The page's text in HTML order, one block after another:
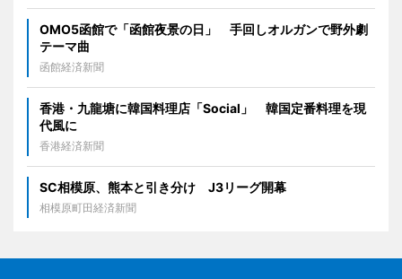
OMO5函館で「函館夜景の日」 手回しオルガンで野外劇
テーマ曲
函館経済新聞
香港・九龍塘に韓国料理店「Social」 韓国定番料理を現
代風に
香港経済新聞
SC相模原、熊本と引き分け J3リーグ開幕
相模原町田経済新聞